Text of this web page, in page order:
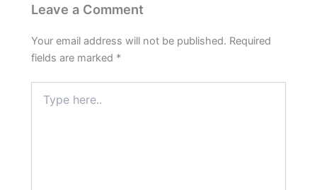
Leave a Comment
Your email address will not be published. Required
fields are marked *
here..